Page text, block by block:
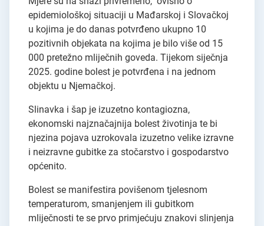
epidemiološkoj situaciji u Mađarskoj i Slovačkoj
u kojima je do danas potvrđeno ukupno 10
pozitivnih objekata na kojima je bilo više od 15
000 pretežno mliječnih goveda. Tijekom siječnja
2025. godine bolest je potvrđena i na jednom
objektu u Njemačkoj.
Slinavka i šap je izuzetno kontagiozna,
ekonomski najznačajnija bolest životinja te bi
njezina pojava uzrokovala izuzetno velike izravne
i neizravne gubitke za stočarstvo i gospodarstvo
općenito.
Bolest se manifestira povišenom tjelesnom
temperaturom, smanjenjem ili gubitkom
mliječnosti te se prvo primjećuju znakovi slinjenja